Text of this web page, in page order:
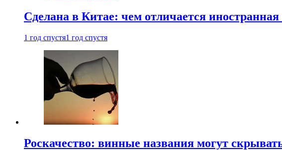
Сделана в Китае: чем отличается
1 год спустя1 год спустя
Роскачество: винные названия могут